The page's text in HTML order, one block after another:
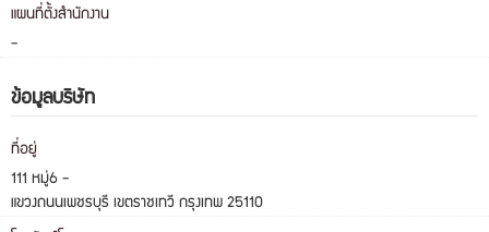
แผนที่ตั้งสำนักงาน
-
ข้อมูลบริษัท
ที่อยู่
111 หมู่6 -
แขวงถนนเพชรบุรี เขตราชเทวี กรุงเทพ 25110